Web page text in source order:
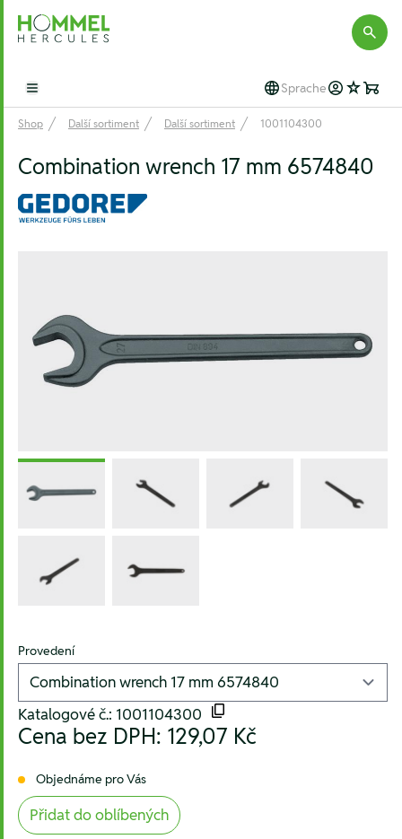
Hommel Hercules
Open main menu Sprache
Shop Další sortiment Další sortiment 1001104300
Combination wrench 17 mm 6574840
Provedení
Katalogové č.: 1001104300
Cena bez DPH: 129,07 Kč
Objednáme pro Vás
Přidat do oblíbených